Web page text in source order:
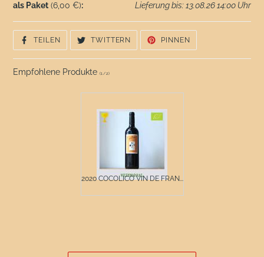
als Paket (6,00 €): Lieferung bis: 13.08.26 14:00 Uhr
TEILENAUF
FACEBOOK
TEILEN
TWITTERN
TWITTER
TWITTERN
PINNEN
PINNEN
Empfohlene Produkte (1 /2)
2020 COCOLICO VIN DE FRAN...